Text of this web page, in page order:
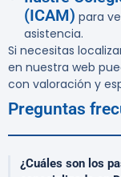
(ICAM) para
asistencia.
Si necesitas
en nuestra web
con valoración y
Preguntas
¿Cuáles son los